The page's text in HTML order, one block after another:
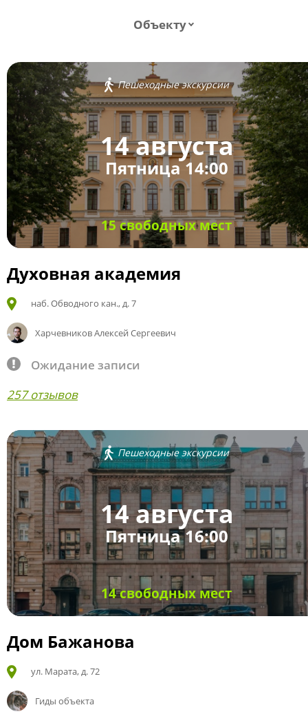
Объекту
Пешеходные экскурсии
14 августа
Пятница 14:00
15 свободных мест
Духовная академия
наб. Обводного кан., д. 7
Харчевников Алексей Сергеевич
Ожидание записи
257 отзывов
Пешеходные экскурсии
14 августа
Пятница 16:00
14 свободных мест
Дом Бажанова
ул. Марата, д. 72
Гиды объекта